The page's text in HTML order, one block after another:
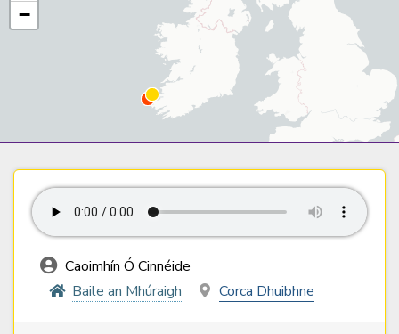
−
Caoimhín Ó Cinnéide
Baile an Mhúraigh
Corca Dhuibhne